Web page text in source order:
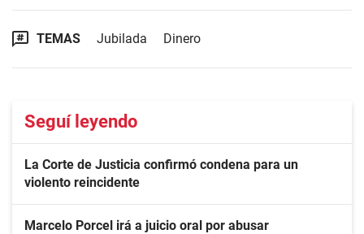
TEMAS Jubilada Dinero
Seguí leyendo
La Corte de Justicia confirmó condena para un
violento reincidente
Marcelo Porcel irá a juicio oral por abusar